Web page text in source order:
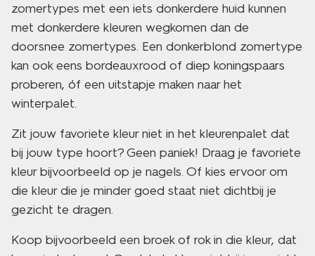
zomertypes met een iets donkerdere huid kunnen
met donkerdere kleuren wegkomen dan de
doorsnee zomertypes. Een donkerblond zomertype
kan ook eens bordeauxrood of diep koningspaars
proberen, óf een uitstapje maken naar het
winterpalet.
Zit jouw favoriete kleur niet in het kleurenpalet dat
bij jouw type hoort? Geen paniek! Draag je favoriete
kleur bijvoorbeeld op je nagels. Of kies ervoor om
die kleur die je minder goed staat niet dichtbij je
gezicht te dragen.
Koop bijvoorbeeld een broek of rok in die kleur, dat